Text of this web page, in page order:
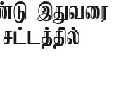
இதுவரை